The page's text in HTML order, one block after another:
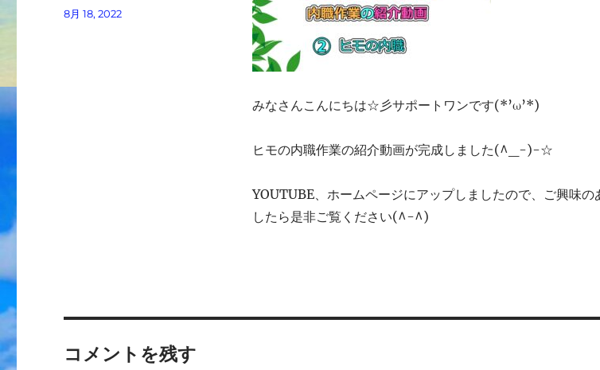
みなさんこんにちは☆彡サポートワンです(*’ω’*)
ヒモの内職作業の紹介動画が完成しました(^_-)-☆
YOUTUBE、ホームページにアップしましたので、ご興味の
したら是非ご覧ください(^-^)
稿
投
8月 18, 2022
コメントを残す